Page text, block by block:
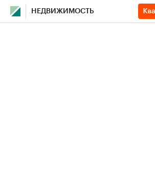
НЕДВИЖИМОСТЬ